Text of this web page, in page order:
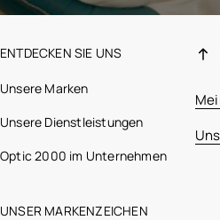
ENTDECKEN SIE UNS
Unsere Marken
Unsere Dienstleistungen
Optic 2000 im Unternehmen
UNSER MARKENZEICHEN